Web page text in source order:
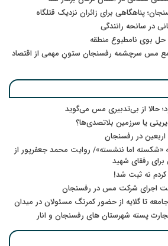
پناهگاهی برای زائران نزدیک قتلگاه
حل بوی نامطبوع منطقه
مس سرچشمه رفسنجان ستونِ مهمی از اقتصاد
حالا از بی‌تدبیری مس می‌گوید
یا سرزمین بلاتصدی‌ها؟
در رفسنجان
«شکسته اما ننشسته»/ روایت محمد جعفرپور از
کردم نه ثبت شد!
اجرای شرکت مس در رفسنجان
تا گلایه از حضور کمرنگ مسئولان در میدان
پسته شهرستان های رفسنجان و انار